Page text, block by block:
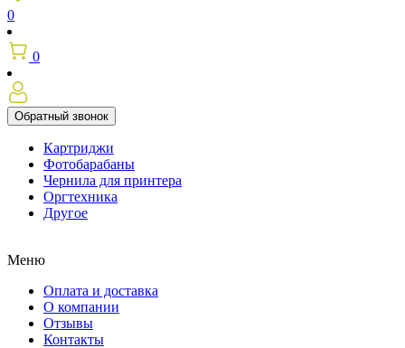
0
0
Обратный звонок
Картриджи
Фотобарабаны
Чернила для принтера
Оргтехника
Другое
Меню
Оплата и доставка
О компании
Отзывы
Контакты